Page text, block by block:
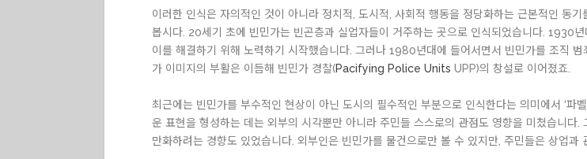
이러한 인식은 자의적인 것이 아니라 정치적, 도시적, 사회적 행동을 정당화하는 근본적인 동
봅시다. 20세기 초에 빈민가는 빈곤층과 실업자들이 거주하는 곳으로 인식되었습니다. 1930
이를 해결하기 위해 노력하기 시작했습니다. 그러나 1980년대에 들어서면서 빈민가를 조직
가 이미지의 부활은 이듬해 빈민가 경찰(Pacifying Police Units UPP)의 창설로 이어졌죠.
최근에는 빈민가를 부수적인 현상이 아닌 도시의 필수적인 부분으로 인식한다는 의미에서 ‘파
운 표현을 형성하는 데는 외부의 시각뿐만 아니라 주민들 스스로의 관점도 영향을 미쳤습니
만화하려는 경향도 있었습니다. 외부인은 빈민가를 물건으로만 볼 수 있지만, 주민들은 상업과